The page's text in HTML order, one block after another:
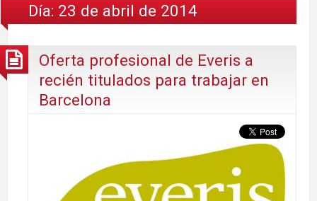
Día: 23 de abril de 2014
Oferta profesional de Everis a
recién titulados para trabajar en
Barcelona